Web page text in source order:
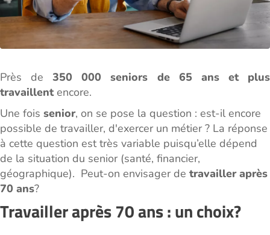
Près de350 000 seniors de 65 ans et plus
travaillentencore.
Une fois senior, on se pose la question : est-il encore
possible de travailler, d'exercer un métier ? La réponse
à cette question est très variable puisqu’elle dépend
de la situation du senior (santé, financier,
géographique). Peut-on envisager de travailler après
70 ans?
Travailler après 70 ans : un choix?